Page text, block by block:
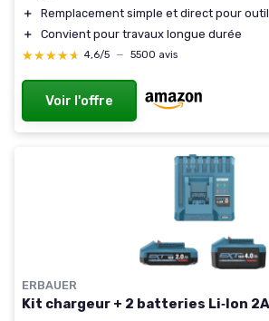
＋
Remplacement simple et direct pour
＋
Convient pour travaux longue durée
★★★★★
★★★★★ 4,6/5 — 5500 avis
Voir l'offre
ERBAUER
Kit chargeur + 2 batteries Li‑Ion